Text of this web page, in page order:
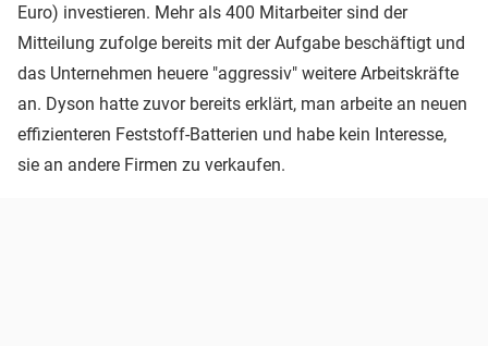
Euro) investieren. Mehr als 400 Mitarbeiter sind der
Mitteilung zufolge bereits mit der Aufgabe beschäftigt und
das Unternehmen heuere "aggressiv" weitere Arbeitskräfte
an. Dyson hatte zuvor bereits erklärt, man arbeite an neuen
effizienteren Feststoff-Batterien und habe kein Interesse,
sie an andere Firmen zu verkaufen.